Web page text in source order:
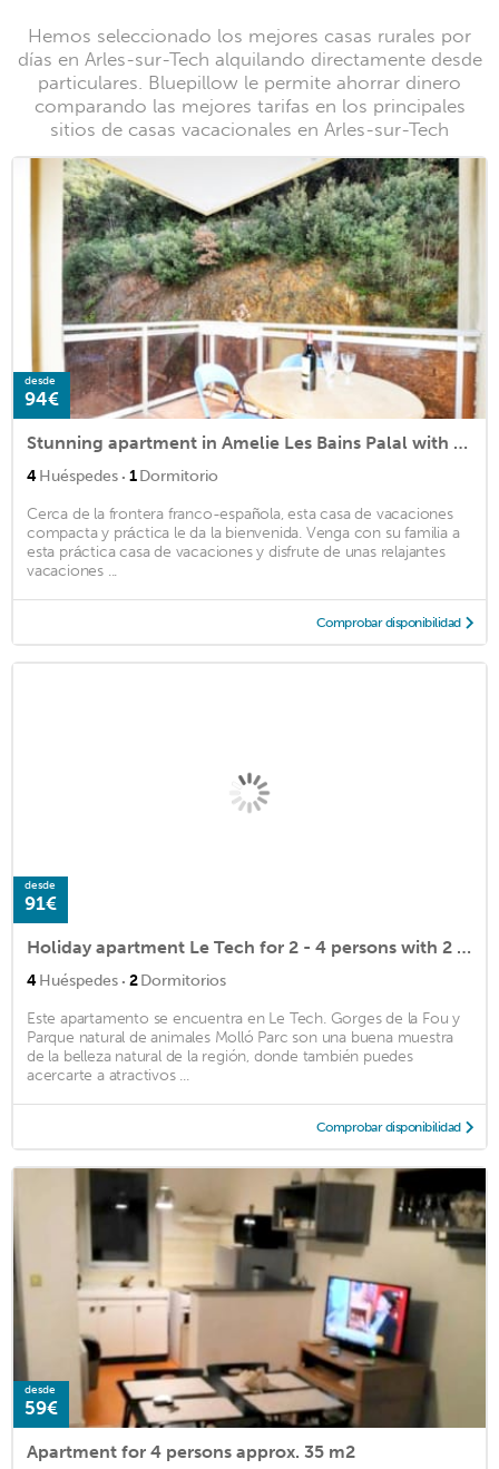
Hemos seleccionado los mejores casas rurales por
días en Arles-sur-Tech alquilando directamente desde
particulares. Bluepillow le permite ahorrar dinero
comparando las mejores tarifas en los principales
sitios de casas vacacionales en Arles-sur-Tech
desde
94€
Stunning apartment in Amelie Les Bains Palal with 1 Bedrooms
4Huéspedes · 1Dormitorio
Cerca de la frontera franco-española, esta casa de vacaciones
compacta y práctica le da la bienvenida. Venga con su familia a
esta práctica casa de vacaciones y disfrute de unas relajantes
vacaciones ...
Comprobar disponibilidad
desde
91€
Holiday apartment Le Tech for 2 - 4 persons with 2 bedrooms - Row house
4Huéspedes · 2Dormitorios
Este apartamento se encuentra en Le Tech. Gorges de la Fou y
Parque natural de animales Molló Parc son una buena muestra
de la belleza natural de la región, donde también puedes
acercarte a atractivos ...
Comprobar disponibilidad
desde
59€
Apartment for 4 persons approx. 35 m2